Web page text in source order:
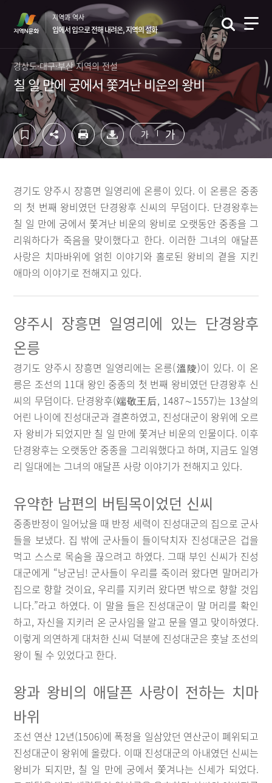
영
바
로
가
역
로
가
기
지역과 역사
입에서 입으로 전해 내려온, 지역의 설화
경상도·대구·부산 지역의 전설
칠 일 만에 궁에서 쫓겨난 비운의 왕비
가 가
경기도 양주시 장흥면 일영리에 온릉이 있다. 이 온릉은 중종
의 첫 번째 왕비였던 단경왕후 신씨의 무덤이다. 단경왕후는
칠 일 만에 궁에서 쫓겨난 비운의 왕비로 오랫동안 중종을 그
리워하다가 죽음을 맞이했다고 한다. 이러한 그녀의 애달픈
사랑은 치마바위에 얽힌 이야기와 홀로된 왕비의 곁을 지킨
애마의 이야기로 전해지고 있다.
양주시 장흥면 일영리에 있는 단경왕후
온릉
경기도 양주시 장흥면 일영리에는 온릉(溫陵)이 있다. 이 온
릉은 조선의 11대 왕인 중종의 첫 번째 왕비였던 단경왕후 신
씨의 무덤이다. 단경왕후(端敬王后, 1487∼1557)는 13살의
어린 나이에 진성대군과 결혼하였고, 진성대군이 왕위에 오르
자 왕비가 되었지만 칠 일 만에 쫓겨난 비운의 인물이다. 이후
단경왕후는 오랫동안 중종을 그리워했다고 하며, 지금도 일영
리 일대에는 그녀의 애달픈 사랑 이야기가 전해지고 있다.
유약한 남편의 버팀목이었던 신씨
중종반정이 일어났을 때 반정 세력이 진성대군의 집으로 군사
들을 보냈다. 집 밖에 군사들이 들이닥치자 진성대군은 겁을
먹고 스스로 목숨을 끊으려고 하였다. 그때 부인 신씨가 진성
대군에게 “낭군님! 군사들이 우리를 죽이러 왔다면 말머리가
집으로 향할 것이요, 우리를 지키러 왔다면 밖으로 향할 것입
니다.”라고 하였다. 이 말을 들은 진성대군이 말 머리를 확인
하고, 자신을 지키러 온 군사임을 알고 문을 열고 맞이하였다.
이렇게 의연하게 대처한 신씨 덕분에 진성대군은 훗날 조선의
왕이 될 수 있었다고 한다.
왕과 왕비의 애달픈 사랑이 전하는 치마
바위
조선 연산 12년(1506)에 폭정을 일삼았던 연산군이 폐위되고
진성대군이 왕위에 올랐다. 이때 진성대군의 아내였던 신씨는
왕비가 되지만, 칠 일 만에 궁에서 쫓겨나는 신세가 되었다.